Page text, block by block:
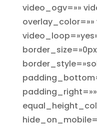
video_ogv=»»